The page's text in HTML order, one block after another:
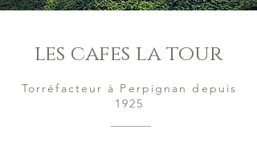
les cafes la tour
Torréfacteur à Perpignan depuis
1925